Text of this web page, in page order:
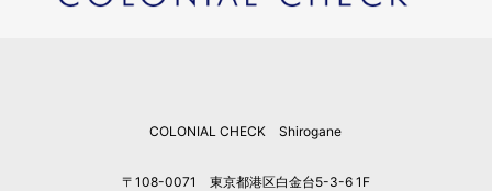
COLONIAL CHECK Shirogane
〒108-0071 東京都港区白金台5-3-6 1F